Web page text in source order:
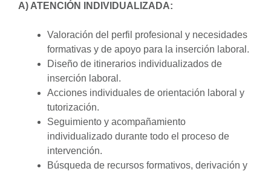
A) ATENCIÓN INDIVIDUALIZADA:
Valoración del perfil profesional y necesidades
formativas y de apoyo para la inserción laboral.
Diseño de itinerarios individualizados de
inserción laboral.
Acciones individuales de orientación laboral y
tutorización.
Seguimiento y acompañamiento
individualizado durante todo el proceso de
intervención.
Búsqueda de recursos formativos, derivación y